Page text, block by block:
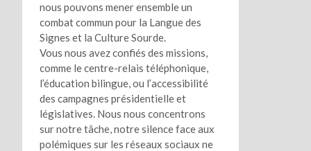
nous pouvons mener ensemble un
combat commun pour la Langue des
Signes et la Culture Sourde.
Vous nous avez confiés des missions,
comme le centre-relais téléphonique,
l’éducation bilingue, ou l’accessibilité
des campagnes présidentielle et
législatives. Nous nous concentrons
sur notre tâche, notre silence face aux
polémiques sur les réseaux sociaux ne